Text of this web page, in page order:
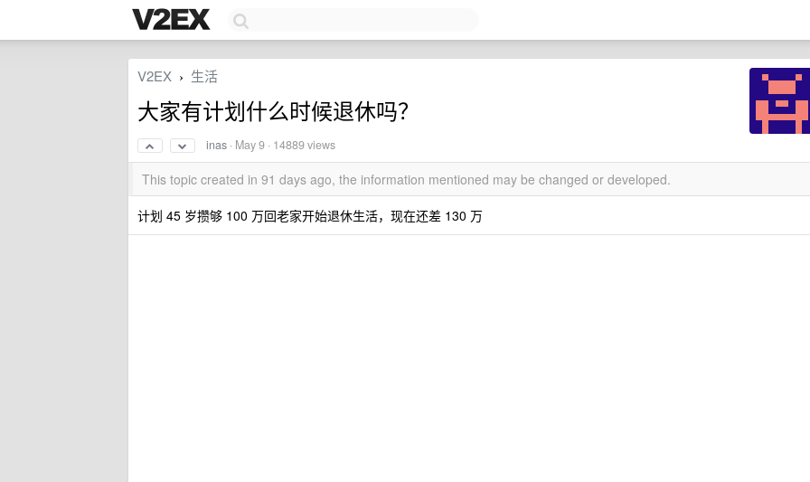
V2EX › 生活
大家有计划什么时候退休吗？
inas · May 9 · 14889 views
This topic created in 91 days ago, the information mentioned may be changed or developed.
计划 45 岁攒够 100 万回老家开始退休生活，现在还差 130 万